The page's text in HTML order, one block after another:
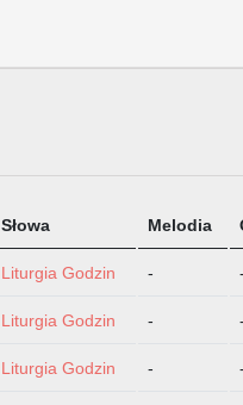
Słowa Melodia
Liturgia Godzin - -
Liturgia Godzin - -
Liturgia Godzin - -